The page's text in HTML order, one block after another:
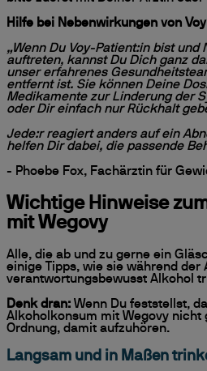
Hilfe bei Nebenwirkungen von Voy
„Wenn Du Voy-Patient:in bist und
auftreten, kannst Du Dich ganz
unser erfahrenes
entfernt ist. Sie können Deine
Medikamente zur Linderung der
oder Dir einfach nur Rückhalt
Jede:r reagiert anders auf ein
helfen Dir dabei, die passende
- Phoebe Fox, Fachärztin für
Wichtige Hinweise
mit Wegovy
Alle, die ab und zu gerne ein
einige Tipps, wie sie während der
verantwortungsbewusst Alkohol
Denk dran: Wenn Du feststellst,
Alkoholkonsum mit Wegovy nicht
Ordnung, damit aufzuhören.
Langsam und in Maßen